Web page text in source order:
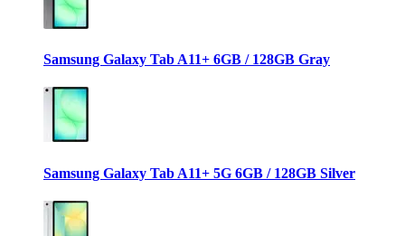
Samsung Galaxy Tab A11+ 6GB / 128GB Gray
Samsung Galaxy Tab A11+ 5G 6GB / 128GB Silver